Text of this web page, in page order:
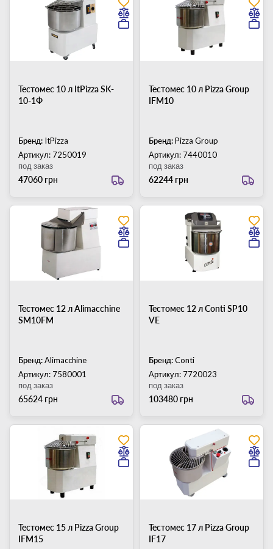
Тестомес 10 л ItPizza SK-
10-1Ф
Бренд: ItPizza
Артикул: 7250019
47060 грн
под заказ
Тестомес 10 л Pizza Group
IFM10
Бренд:Pizza Group
Артикул: 7440010
62244 грн
под заказ
Тестомес 12 л Alimacchine
SM10FM
Бренд:Alimacchine
Артикул: 7580001
65624 грн
под заказ
Тестомес 12 л Conti SP10
VE
Бренд:Conti
Артикул: 7720023
103480 грн
под заказ
Тестомес 15 л Pizza Group
IFM15
Тестомес 17 л Pizza Group
IF17